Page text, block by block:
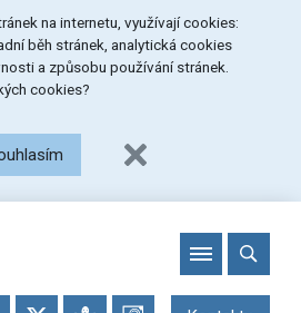
na internetu, využívají cookies:
běh stránek, analytická cookies
a způsobu používání stránek.
cookies?